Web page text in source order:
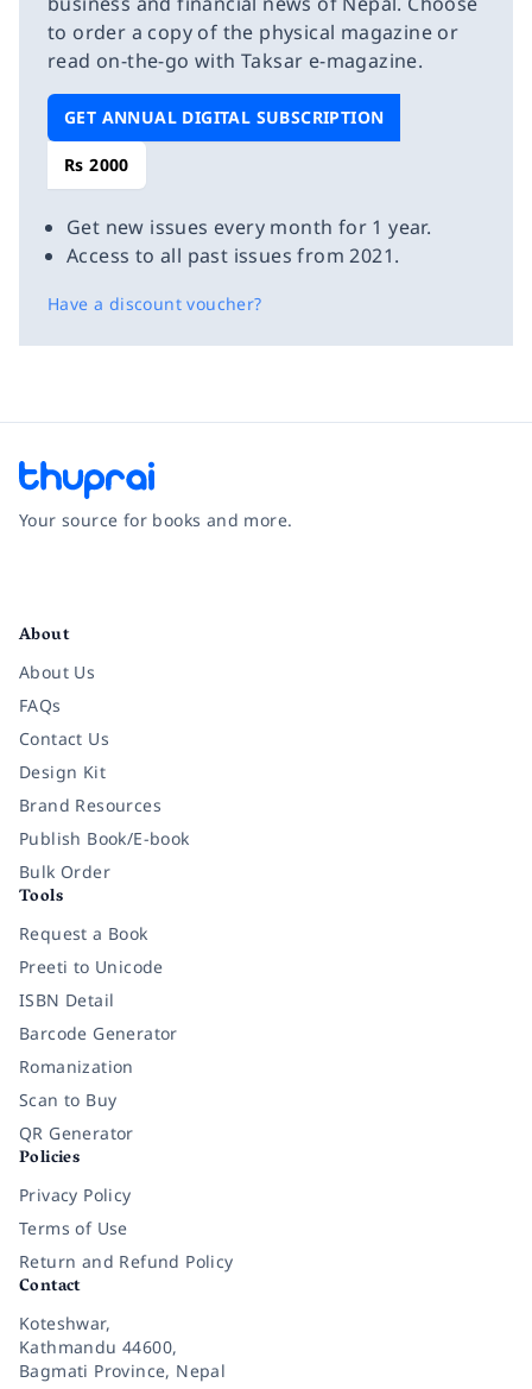
to order a copy of the physical magazine or
read on-the-go with Taksar e-magazine.
GET ANNUAL DIGITAL SUBSCRIPTION
Rs 2000
Get new issues every month for 1 year.
Access to all past issues from 2021.
Have a discount voucher?
Your source for books and more.
About
About Us
FAQs
Contact Us
Design Kit
Brand Resources
Publish Book/E-book
Bulk Order
Tools
Request a Book
Preeti to Unicode
ISBN Detail
Barcode Generator
Romanization
Scan to Buy
QR Generator
Policies
Privacy Policy
Terms of Use
Return and Refund Policy
Contact
Koteshwar,
Kathmandu 44600,
Bagmati Province, Nepal